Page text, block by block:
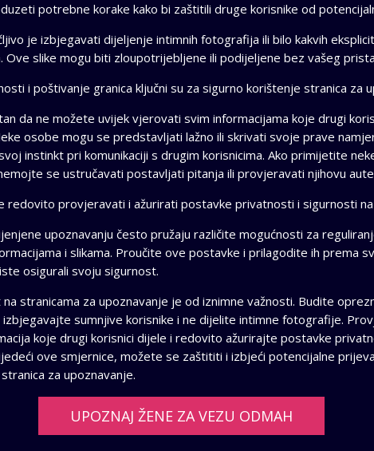
potrebne korake kako bi zaštitili druge korisnike od
je izbjegavati dijeljenje intimnih fotografija ili bilo kakvih
Ove slike mogu biti zloupotrijebljene ili podijeljene bez vašeg
i poštivanje granica ključni su za sigurno korištenje stranica za
da ne možete uvijek vjerovati svim informacijama koje drugi
osobe mogu se predstavljati lažno ili skrivati svoje prave
instinkt pri komunikaciji s drugim korisnicima. Ako primijetite
se ustručavati postavljati pitanja ili provjeravati njihovu
redovito provjeravati i ažurirati postavke privatnosti i sigurnosti
upoznavanju često pružaju različite mogućnosti za
i slikama. Proučite ove postavke i prilagodite ih prema
osigurali svoju sigurnost.
stranicama za upoznavanje je od iznimne važnosti. Budite
izbjegavajte sumnjive korisnike i ne dijelite intimne fotografije.
koje drugi korisnici dijele i redovito ažurirajte postavke
ove smjernice, možete se zaštititi i izbjeći potencijalne
za upoznavanje.
UPOZNAJ ŽENE ZA VEZU ODMAH